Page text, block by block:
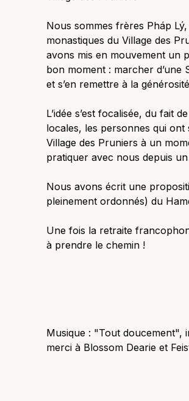
Nous sommes frères Pháp
monastiques du Village des
avons mis en mouvement un
bon moment : marcher d’une
et s’en remettre à la
L’idée s’est focalisée, du fait
locales, les personnes qui
Village des Pruniers à un
pratiquer avec nous depuis
Nous avons écrit une
pleinement ordonnés) du
Une fois la retraite
à prendre le chemin !
Musique : "Tout doucement",
merci à Blossom Dearie et